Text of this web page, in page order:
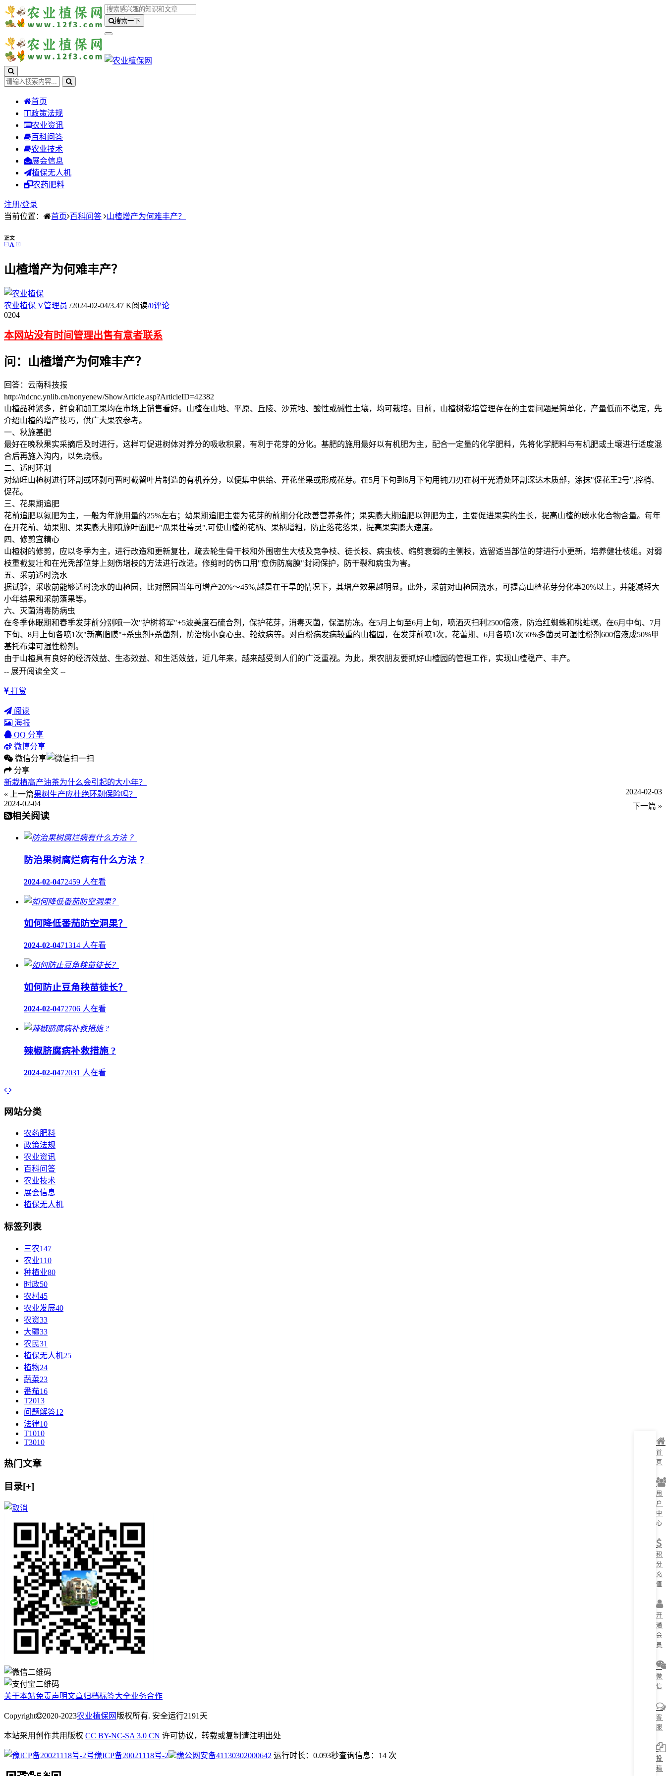
搜索一下
首页
政策法规
农业资讯
百科问答
农业技术
展会信息
植保无人机
农药肥料
注册/登录
当前位置：
首页 百科问答 山楂增产为何难丰产？
正文
山楂增产为何难丰产？
农业植保 V管理员 /2024-02-04/3.47 K阅读/0评论
0204
本网站没有时间管理出售有意者联系
问：山楂增产为何难丰产？
回答：云南科技报
http://ndcnc.ynlib.cn/nonyenew/ShowArticle.asp?ArticleID=42382
山楂品种繁多，鲜食和加工果均在市场上销售看好。山楂在山地、平原、丘陵、沙荒地、酸性或碱性土壤，均可栽培。目前，山楂树栽培管理存在的主要问题是简单化，产量低而不稳定，先
介绍山楂的增产技巧，供广大果农参考。
一、秋施基肥
最好在晚秋果实采摘后及时进行，这样可促进树体对养分的吸收积累，有利于花芽的分化。基肥的施用最好以有机肥为主，配合一定量的化学肥料，先将化学肥料与有机肥或土壤进行适度混
合后再施入沟内，以免烧根。
二、适时环割
对幼旺山楂树进行环割或环剥可暂时截留叶片制造的有机养分，以便集中供给、开花坐果或形成花芽。在5月下旬到6月下旬用钝刀刃在树干光滑处环割深达木质部，涂抹"促花王2号",控梢、
促花。
三、花果期追肥
花前追肥以氮肥为主，一般为年施用量的25%左右；幼果期追肥主要为花芽的前期分化改善营养条件；果实膨大期追肥以钾肥为主，主要促进果实的生长，提高山楂的碳水化合物含量。每年
在开花前、幼果期、果实膨大期喷施叶面肥+"瓜果壮蒂灵",可使山楂的花柄、果柄增粗，防止落花落果，提高果实膨大速度。
四、修剪宜精心
山楂树的修剪，应以冬季为主，进行改造和更新复壮，疏去轮生骨干枝和外围密生大枝及竞争枝、徒长枝、病虫枝、缩剪衰弱的主侧枝，选留适当部位的芽进行小更新，培养健壮枝组。对弱
枝重截复壮和在光秃部位芽上刻伤增枝的方法进行改造。修剪时的伤口用"愈伤防腐膜"封闭保护，防干裂和病虫为害。
五、采前适时浇水
据试验，采收前能够适时浇水的山楂园，比对照园当年可增产20%～45%,越是在干旱的情况下，其增产效果越明显。此外，采前对山楂园浇水，可提高山楂花芽分化率20%以上，并能减轻大
小年结果和采前落果等。
六、灭菌消毒防病虫
在冬季休眠期和春季发芽前分别喷一次"护树将军"+5波美度石硫合剂，保护花芽，消毒灭菌，保温防冻。在5月上旬至6月上旬，喷洒灭扫利2500倍液，防治红蜘蛛和桃蛀螟。在6月中旬、7月
下旬、8月上旬各喷1次"新高脂膜"+杀虫剂+杀菌剂，防治桃小食心虫、轮纹病等。对白粉病发病较重的山楂园，在发芽前喷1次，花蕾期、6月各喷1次50%多菌灵可湿性粉剂600倍液成50%甲
基托布津可湿性粉剂。
由于山楂具有良好的经济效益、生态效益、和生活效益，近几年来，越来越受到人们的广泛重视。为此，果农朋友要抓好山楂园的管理工作，实现山楂稳产、丰产。
-- 展开阅读全文 --
打赏
阅读
海报
QQ 分享
微博分享
微信分享
分享
新栽植高产油茶为什么会引起的大小年？
« 上一篇
2024-02-03
果树生产应杜绝环剥保险吗？
下一篇 »
2024-02-04
相关阅读
防治果树腐烂病有什么方法 ？
2024-02-0472459 人在看
如何降低番茄防空洞果？
2024-02-0471314 人在看
如何防止豆角秧苗徒长？
2024-02-0472706 人在看
辣椒脐腐病补救措施 ?
2024-02-0472031 人在看
网站分类
农药肥料
政策法规
农业资讯
百科问答
农业技术
展会信息
植保无人机
标签列表
三农147
农业110
种植业80
时政50
农村45
农业发展40
农资33
大疆33
农民31
植保无人机25
植物24
蔬菜23
番茄16
T2013
问题解答12
法律10
T1010
T3010
热门文章
目录[+]
关于本站免责声明文章归档标签大全业务合作
Copyright 2020-2023农业植保网 版权所有. 安全运行2191 天
本站采用创作共用版权 CC BY-NC-SA 3.0 CN 许可协议，转载或复制请注明出处
豫ICP备20021118号-2 豫公网安备41130302000642 运行时长：0.093秒查询信息：14 次
首
页
用
户
中
心
积
分
充
值
开
通
会
员
微
信
客
服
投
稿